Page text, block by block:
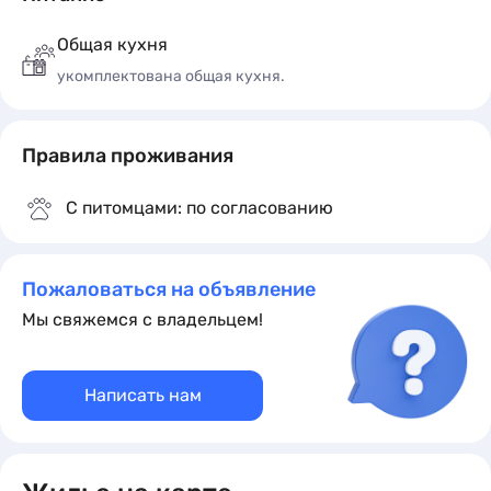
Двухместный «Люкс»
1 комната
Общая кухня
укомплектована общая кухня.
Правила проживания
С питомцами: по согласованию
Пожаловаться на объявление
Мы свяжемся с владельцем!
Написать нам